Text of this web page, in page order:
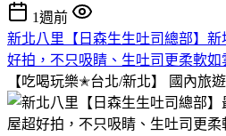
1週前
新北八里【日森生生吐司總部】
好拍，不只吸睛、生吐司更柔軟如
【吃喝玩樂✭台北/新北】
國內旅遊